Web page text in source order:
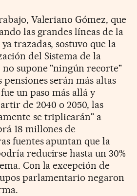
Valeriano Gómez, que
las grandes líneas de la
trazadas, sostuvo que la
del Sistema de la
no supone "ningún recorte"
pensiones serán más altas
un paso más allá y
de 2040 o 2050, las
se triplicarán" a
18 millones de
fuentes apuntan que la
reducirse hasta un 30%
Con la excepción de
parlamentario negaron